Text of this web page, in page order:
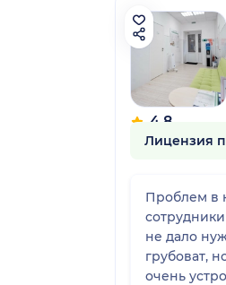
4.8
185 отзывов
Лицензия
Проблем в
не дало
грубоват,
очень